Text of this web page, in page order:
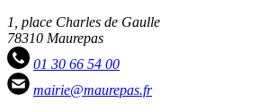
1, place Charles de Gaulle
78310 Maurepas
01 30 66 54 00
mairie@maurepas.fr